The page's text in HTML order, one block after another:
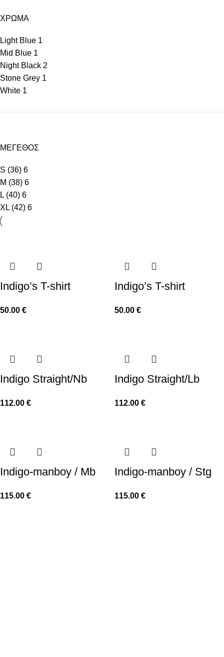
ΧΡΩΜΑ
Light Blue 1
Mid Blue 1
Night Black 2
Stone Grey 1
White 1
ΜΕΓΕΘΟΣ
S (36) 6
M (38) 6
L (40) 6
XL (42) 6
Indigo’s T-shirt
50.00 €
Indigo’s T-shirt
50.00 €
Indigo Straight/Nb
112.00 €
Indigo Straight/Lb
112.00 €
Indigo-manboy / Mb
115.00 €
Indigo-manboy / Stg
115.00 €